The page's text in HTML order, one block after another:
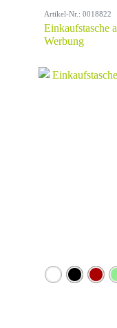
Artikel-Nr.: 0018822
Einkaufstasche
Werbung